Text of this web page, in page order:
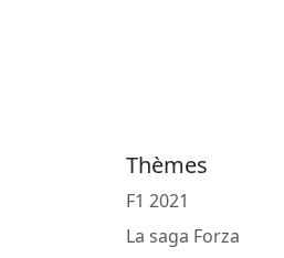
Thèmes
F1 2021
La saga Forza